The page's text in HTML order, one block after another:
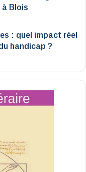
à Blois
: quel impact réel
handicap ?